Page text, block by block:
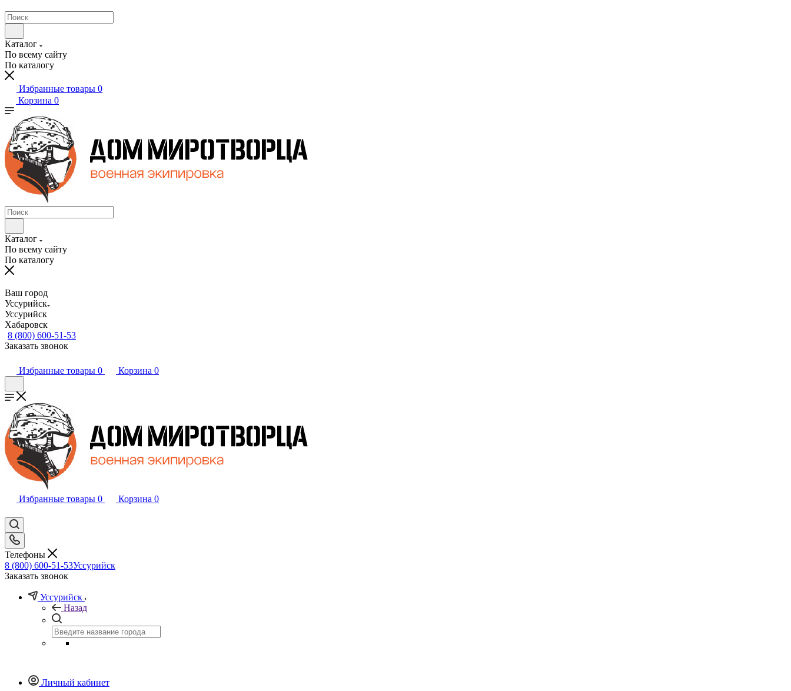
Каталог
По всему сайту
По каталогу
Избранные товары 0
Корзина 0
Каталог
По всему сайту
По каталогу
Ваш город
Уссурийск
Уссурийск
Хабаровск
8 (800) 600-51-53
Заказать звонок
Избранные товары 0 Корзина 0
Избранные товары 0 Корзина 0
Телефоны
8 (800) 600-51-53Уссурийск
Заказать звонок
Уссурийск
Назад
Личный кабинет